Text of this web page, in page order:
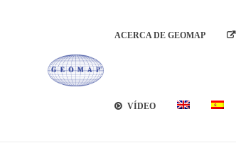
ACERCA DE GEOMAP
VÍDEO